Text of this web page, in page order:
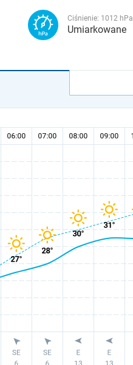
Ciśnienie: 1012 hPa
Umiarkowane